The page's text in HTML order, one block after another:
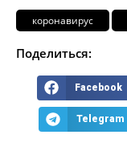
коронавирус
Поделиться:
Facebook
Telegram